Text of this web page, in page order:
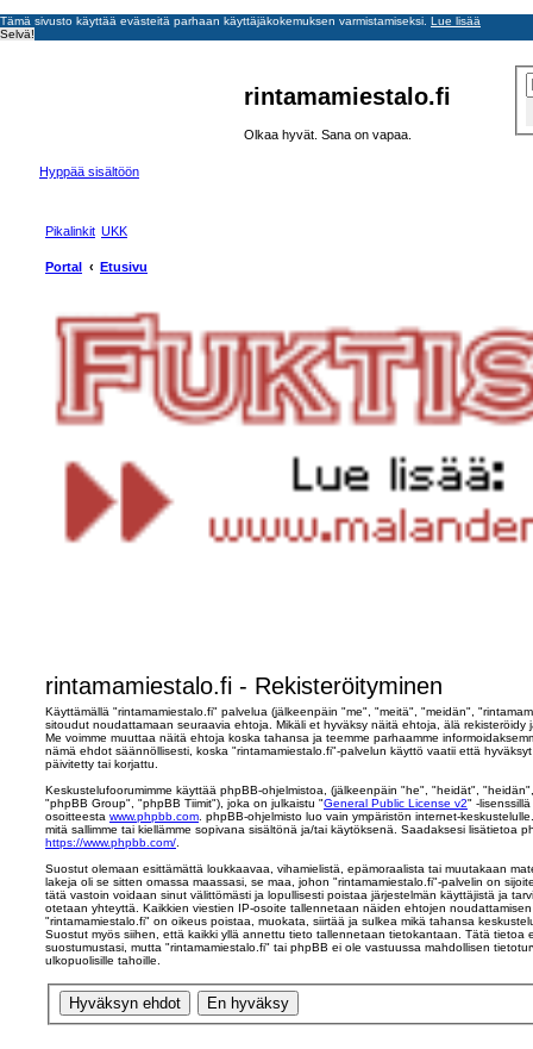
Tämä sivusto käyttää evästeitä parhaan käyttäjäkokemuksen varmistamiseksi. Lue lisää
Selvä!
rintamamiestalo.fi
Olkaa hyvät. Sana on vapaa.
Hyppää sisältöön
Pikalinkit UKK
Portal Etusivu
rintamamiestalo.fi - Rekisteröityminen
Käyttämällä "rintamamiestalo.fi" palvelua (jälkeenpäin "me", "meitä", "meidän",
sitoudut noudattamaan seuraavia ehtoja. Mikäli et hyväksy näitä ehtoja, älä rekisteröidy
Me voimme muuttaa näitä ehtoja koska tahansa ja teemme parhaamme
nämä ehdot säännöllisesti, koska "rintamamiestalo.fi"-palvelun käyttö vaatii että
päivitetty tai korjattu.
Keskustelufoorumimme käyttää phpBB-ohjelmistoa, (jälkeenpäin "he", "heidät",
"phpBB Group", "phpBB Tiimit"), joka on julkaistu "General Public License v2" -
osoitteesta www.phpbb.com. phpBB-ohjelmisto luo vain ympäristön internet-
mitä sallimme tai kiellämme sopivana sisältönä ja/tai käytöksenä. Saadaksesi lisätietoa
https://www.phpbb.com/.
Suostut olemaan esittämättä loukkaavaa, vihamielistä, epämoraalista tai muutakaan
lakeja oli se sitten omassa maassasi, se maa, johon "rintamamiestalo.fi"-palvelin on
tätä vastoin voidaan sinut välittömästi ja lopullisesti poistaa järjestelmän käyttäjistä ja
otetaan yhteyttä. Kaikkien viestien IP-osoite tallennetaan näiden ehtojen
"rintamamiestalo.fi" on oikeus poistaa, muokata, siirtää ja sulkea mikä tahansa
Suostut myös siihen, että kaikki yllä annettu tieto tallennetaan tietokantaan. Tätä tietoa
suostumustasi, mutta "rintamamiestalo.fi" tai phpBB ei ole vastuussa mahdollisen
ulkopuolisille tahoille.